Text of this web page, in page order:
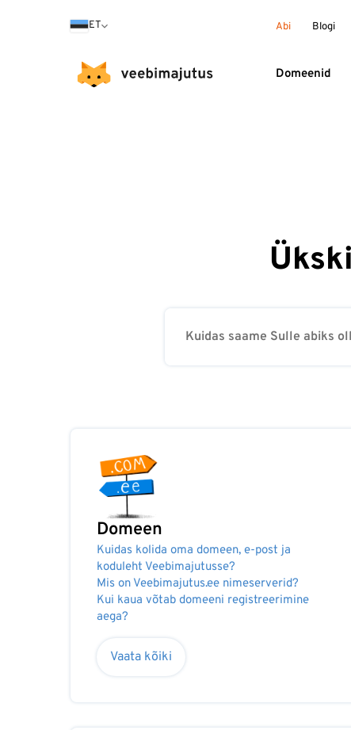
ET Abi Blogi
Domeenid
Domeen
Kuidas kolida oma domeen, e-post ja
koduleht Veebimajutusse?
Mis on Veebimajutus.ee nimeserverid?
Kui kaua võtab domeeni registreerimine
aega?
Vaata kõiki